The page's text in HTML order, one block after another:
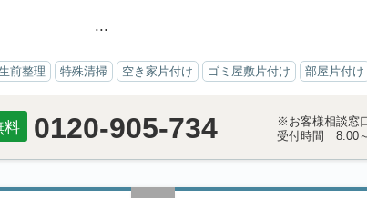
...
前整理 特殊清掃 空き家片付け ゴミ屋敷片付け 部屋片付け
料 0120-905-734
※お客様相談窓
受付時間 8:00～